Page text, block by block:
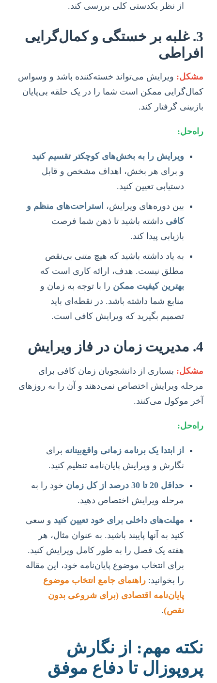
از نظر یکدستی کلی بررسی کند.
3. غلبه بر خستگی و کمال‌گرایی
افراطی
مشکل: ویرایش می‌تواند خسته‌کننده باشد و وسواس
کمال‌گرایی ممکن است شما را در یک حلقه بی‌پایان
بازبینی گرفتار کند.
راه‌حل:
ویرایش را به بخش‌های کوچکتر تقسیم کنید
و برای هر بخش، اهداف مشخص و قابل
دستیابی تعیین کنید.
بین دوره‌های ویرایش، استراحت‌های منظم و
کافی داشته باشید تا ذهن شما فرصت
بازیابی پیدا کند.
به یاد داشته باشید که هیچ متنی بی‌نقص
مطلق نیست. هدف، ارائه کاری است که
بهترین کیفیت ممکن را با توجه به زمان و
منابع شما داشته باشد. در نقطه‌ای باید
تصمیم بگیرید که ویرایش کافی است.
4. مدیریت زمان در فاز ویرایش
مشکل: بسیاری از دانشجویان زمان کافی برای
مرحله ویرایش اختصاص نمی‌دهند و آن را به روزهای
آخر موکول می‌کنند.
راه‌حل:
از ابتدا یک برنامه زمانی واقع‌بینانه برای
نگارش و ویرایش پایان‌نامه تنظیم کنید.
حداقل 20 تا 30 درصد از کل زمان
خود را به
مرحله ویرایش اختصاص دهید.
مهلت‌های داخلی برای خود تعیین کنید و سعی
کنید به آنها پایبند باشید. به عنوان مثال، هر
هفته یک فصل را به طور کامل ویرایش کنید.
برای انتخاب موضوع پایان‌نامه خود، این مقاله
را بخوانید: راهنمای جامع انتخاب موضوع
پایان‌نامه اقتصادی (برای شروعی بدون
نقص).
نکته مهم: از نگارش
پروپوزال تا دفاع موفق